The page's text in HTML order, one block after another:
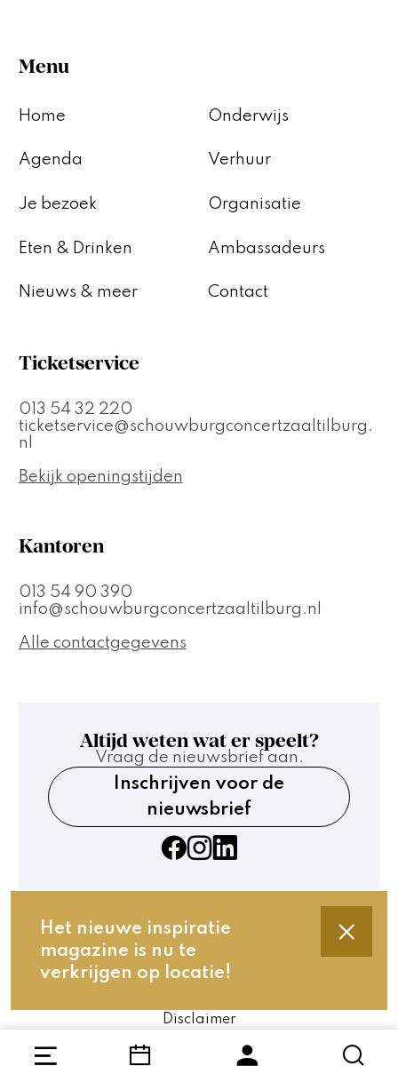
Het nieuwe inspiratie
magazine is nu te
verkrijgen op locatie!
Menu
Home
Agenda
Je bezoek
Eten & Drinken
Nieuws & meer
Onderwijs
Verhuur
Organisatie
Ambassadeurs
Contact
Ticketservice
013 54 32 220
ticketservice@schouwburgconcertzaaltilburg.
nl
Bekijk openingstijden
Kantoren
013 54 90 390
info@schouwburgconcertzaaltilburg.nl
Alle contactgegevens
Altijd weten wat er speelt?
Vraag de nieuwsbrief aan.
Inschrijven voor de
nieuwsbrief
Contact
Technische gegevens
Disclaimer